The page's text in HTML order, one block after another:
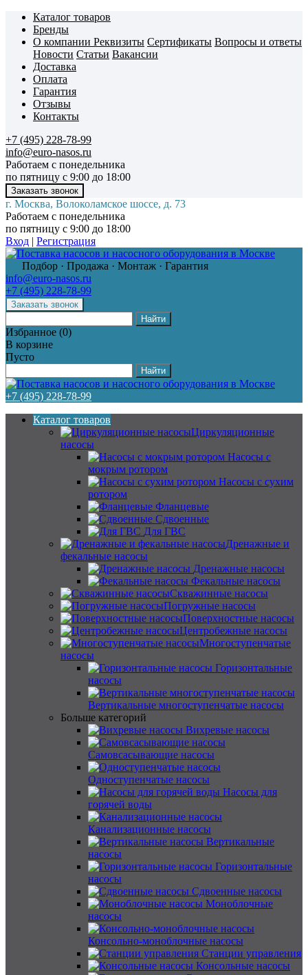
Каталог товаров
Бренды
О компании Реквизиты Сертификаты Вопросы и ответы
Новости Статьи Вакансии
Доставка
Оплата
Гарантия
Отзывы
Контакты
+7 (495) 228-78-99
info@euro-nasos.ru
Работаем с понедельника
по пятницу с 9:00 до 18:00
г. Москва, Волоколамское шоссе, д. 73
Работаем с понедельника
по пятницу с 9:00 до 18:00
Вход | Регистрация
Подбор · Продажа · Монтаж · Гарантия
info@euro-nasos.ru
+7 (495) 228-78-99
Избранное (0)
В корзине
Пусто
+7 (495) 228-78-99
Каталог товаров
Циркуляционные
насосы
Насосы с
мокрым ротором
Насосы с сухим
ротором
Фланцевые
Сдвоенные
Для ГВС
Дренажные и
фекальные насосы
Дренажные насосы
Фекальные насосы
Скважинные насосы
Погружные насосы
Поверхностные насосы
Центробежные насосы
Многоступенчатые
насосы
Горизонтальные
насосы
Вертикальные многоступенчатые насосы
Больше категорий
Вихревые насосы
Самовсасывающие насосы
Одноступенчатые насосы
Насосы для
горячей воды
Канализационные насосы
Вертикальные
насосы
Горизонтальные
насосы
Сдвоенные насосы
Моноблочные
насосы
Консольно-моноблочные насосы
Станции управления
Консольные насосы